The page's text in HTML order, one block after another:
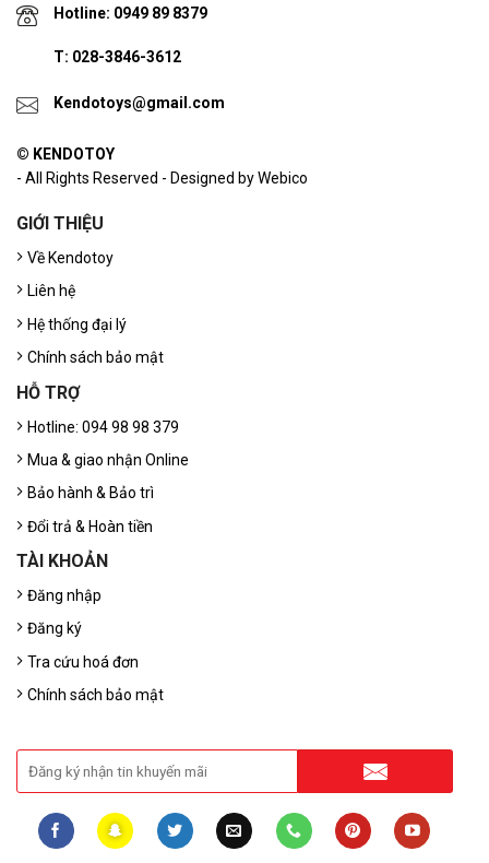
Hotline: 0949 89 8379
T: 028-3846-3612
Kendotoys@gmail.com
© KENDOTOY
- All Rights Reserved - Designed by Webico
GIỚI THIỆU
Về Kendotoy
Liên hệ
Hệ thống đại lý
Chính sách bảo mật
HỖ TRỢ
Hotline: 094 98 98 379
Mua & giao nhận Online
Bảo hành & Bảo trì
Đổi trả & Hoàn tiền
TÀI KHOẢN
Đăng nhập
Đăng ký
Tra cứu hoá đơn
Chính sách bảo mật